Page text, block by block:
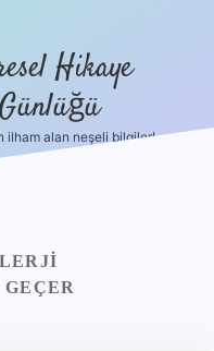
Hikaye
Günlüğü
ilham alan neşeli bilgiler!